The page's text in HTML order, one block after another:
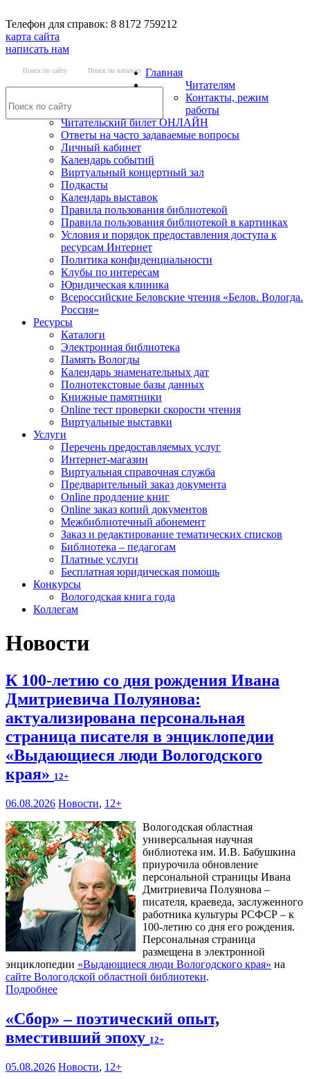
Телефон для справок: 8 8172 759212
карта сайта
написать нам
Поиск по сайту Поиск по каталогу Главная
Читателям
Контакты, режим
работы
Читательский билет ОНЛАЙН
Ответы на часто задаваемые вопросы
Личный кабинет
Календарь событий
Виртуальный концертный зал
Подкасты
Календарь выставок
Правила пользования библиотекой
Правила пользования библиотекой в картинках
Условия и порядок предоставления доступа к
ресурсам Интернет
Политика конфиденциальности
Клубы по интересам
Юридическая клиника
Всероссийские Беловские чтения «Белов. Вологда.
Россия»
Ресурсы
Каталоги
Электронная библиотека
Память Вологды
Календарь знаменательных дат
Полнотекстовые базы данных
Книжные памятники
Online тест проверки скорости чтения
Виртуальные выставки
Услуги
Перечень предоставляемых услуг
Интернет-магазин
Виртуальная справочная служба
Предварительный заказ документа
Online продление книг
Online заказ копий документов
Межбиблиотечный абонемент
Заказ и редактирование тематических списков
Библиотека – педагогам
Платные услуги
Бесплатная юридическая помощь
Конкурсы
Вологодская книга года
Коллегам
Новости
К 100-летию со дня рождения Ивана
Дмитриевича Полуянова:
актуализирована персональная
страница писателя в энциклопедии
«Выдающиеся люди Вологодского
края» 12+
06.08.2026 Новости, 12+
Вологодская областная
универсальная научная
библиотека им. И.В. Бабушкина
приурочила обновление
персональной страницы Ивана
Дмитриевича Полуянова –
писателя, краеведа, заслуженного
работника культуры РСФСР – к
100‑летию со дня его рождения.
Персональная страница
размещена в электронной
энциклопедии «Выдающиеся люди Вологодского края» на
сайте Вологодской областной библиотеки.
Подробнее
«Сбор» – поэтический опыт,
вместивший эпоху 12+
05.08.2026 Новости, 12+